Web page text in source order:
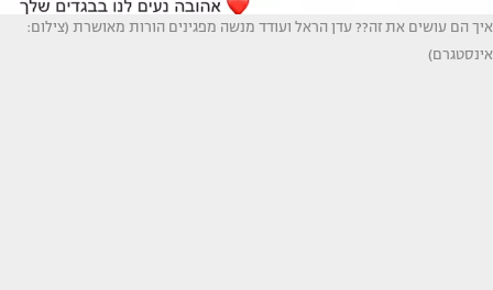
איך הם עושים את זה?? עדן הראל ועודד מנשה מפגינים הורות מאושרת (צילום:
אינסטגרם)